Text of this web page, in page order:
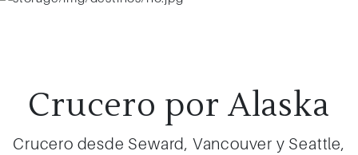
Crucero por Alaska
Crucero desde Seward, Vancouver y Seattle,